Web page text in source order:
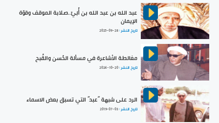
عبد الله بن عبد الله بن أُبَيّ..صلابة الموقف وقوّة
الإيمان
تاريخ النشر :2025-09-28
مغالطة الأشاعرة في مسألة الحُسن والقُبح
تاريخ النشر :2024-10-20
الرد على شبهة “عبد” التي تسبق بعض الاسماء
تاريخ النشر :2019-07-03